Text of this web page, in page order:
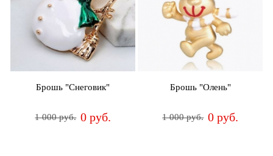
Брошь "Снеговик"
1 000 руб. 0 руб.
Брошь "Олень"
1 000 руб. 0 руб.